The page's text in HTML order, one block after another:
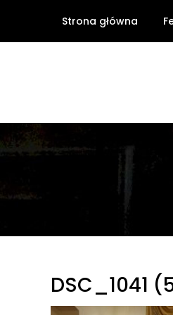
content
Strona główna
DSC_1041